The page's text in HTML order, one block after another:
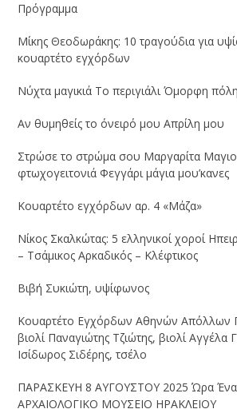
Πρόγραμμα
Μίκης Θεοδωράκης: 10 τραγούδια για
κουαρτέτο εγχόρδων
Νύχτα μαγικιά Το περιγιάλι Όμορφη
Αν θυμηθείς το όνειρό μου Απρίλη μου
Στρώσε το στρώμα σου Μαργαρίτα
φτωχογειτονιά Φεγγάρι μάγια μου’κανες
Κουαρτέτο εγχόρδων αρ. 4 «Μάζα»
Νίκος Σκαλκώτας: 5 ελληνικοί χοροί
– Τσάμικος Αρκαδικός – Κλέφτικος
Βιβή Συκιώτη, υψίφωνος
Κουαρτέτο Εγχόρδων Αθηνών Απόλλων
βιολί Παναγιώτης Τζιώτης, βιολί Αγγέλα
Ισίδωρος Σιδέρης, τσέλο
ΠΑΡΑΣΚΕΥΗ 8 ΑΥΓΟΥΣΤΟΥ 2025 Ώρα
ΑΡΧΑΙΟΛΟΓΙΚΟ ΜΟΥΣΕΙΟ ΗΡΑΚΛΕΙΟΥ